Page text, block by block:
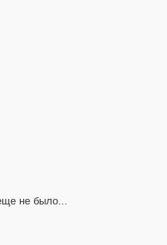
не было...